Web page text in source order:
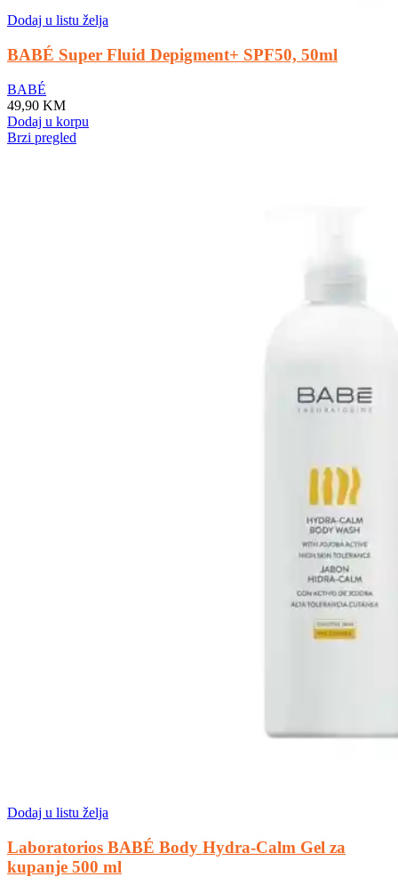
Dodaj u listu želja
BABÉ Super Fluid Depigment+ SPF50, 50ml
BABÉ
49,90 KM
Dodaj u korpu
Brzi pregled
Dodaj u listu želja
Laboratorios BABÉ Body Hydra-Calm Gel za
kupanje 500 ml